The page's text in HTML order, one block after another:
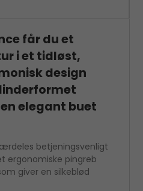
får du et
i et tidløst,
design
elegant buet
betjeningsvenligt
ergonomiske pingreb
giver en silkeblød